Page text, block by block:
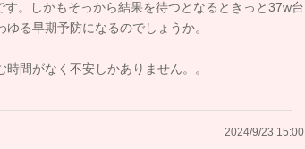
。しかもそっから結果を待つとなるときっと37w台
る早期予防になるのでしょうか。
間がなく不安しかありません。。
2024/9/23 15:00